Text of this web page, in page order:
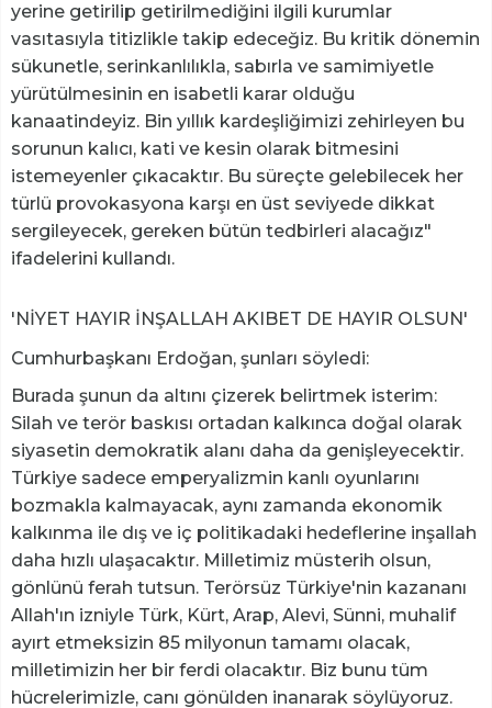
yerine getirilip getirilmediğini ilgili kurumlar
vasıtasıyla titizlikle takip edeceğiz. Bu kritik dönemin
sükunetle, serinkanlılıkla, sabırla ve samimiyetle
yürütülmesinin en isabetli karar olduğu
kanaatindeyiz. Bin yıllık kardeşliğimizi zehirleyen bu
sorunun kalıcı, kati ve kesin olarak bitmesini
istemeyenler çıkacaktır. Bu süreçte gelebilecek her
türlü provokasyona karşı en üst seviyede dikkat
sergileyecek, gereken bütün tedbirleri alacağız"
ifadelerini kullandı.
'NİYET HAYIR İNŞALLAH AKIBET DE HAYIR OLSUN'
Cumhurbaşkanı Erdoğan, şunları söyledi:
Burada şunun da altını çizerek belirtmek isterim:
Silah ve terör baskısı ortadan kalkınca doğal olarak
siyasetin demokratik alanı daha da genişleyecektir.
Türkiye sadece emperyalizmin kanlı oyunlarını
bozmakla kalmayacak, aynı zamanda ekonomik
kalkınma ile dış ve iç politikadaki hedeflerine inşallah
daha hızlı ulaşacaktır. Milletimiz müsterih olsun,
gönlünü ferah tutsun. Terörsüz Türkiye'nin kazananı
Allah'ın izniyle Türk, Kürt, Arap, Alevi, Sünni, muhalif
ayırt etmeksizin 85 milyonun tamamı olacak,
milletimizin her bir ferdi olacaktır. Biz bunu tüm
hücrelerimizle, canı gönülden inanarak söylüyoruz.